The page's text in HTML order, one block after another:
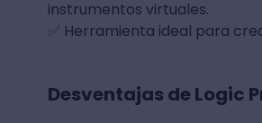
instrumentos virtuales.
✅ Herramienta ideal para
Desventajas de Logic